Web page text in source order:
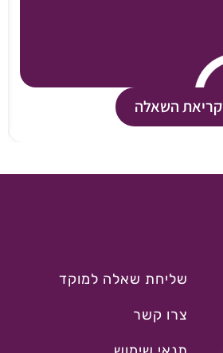
קריאת השאלה
שליחת שאלה למוקד
צרו קשר